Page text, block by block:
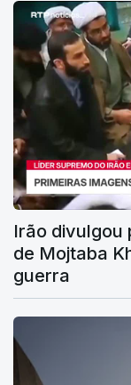
Irão divulgou
de Mojtaba
guerra